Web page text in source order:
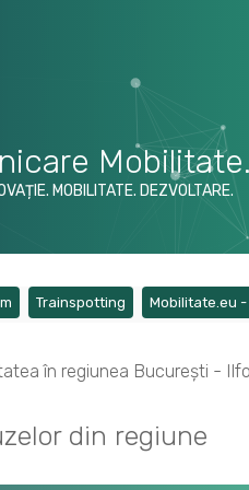
MOBILITATE. DEZVOLTARE.
tab)
(Opens a new tab)
Trainspotting(Opens a new tab)
Mobilitate.eu
în regiunea București -
din regiune